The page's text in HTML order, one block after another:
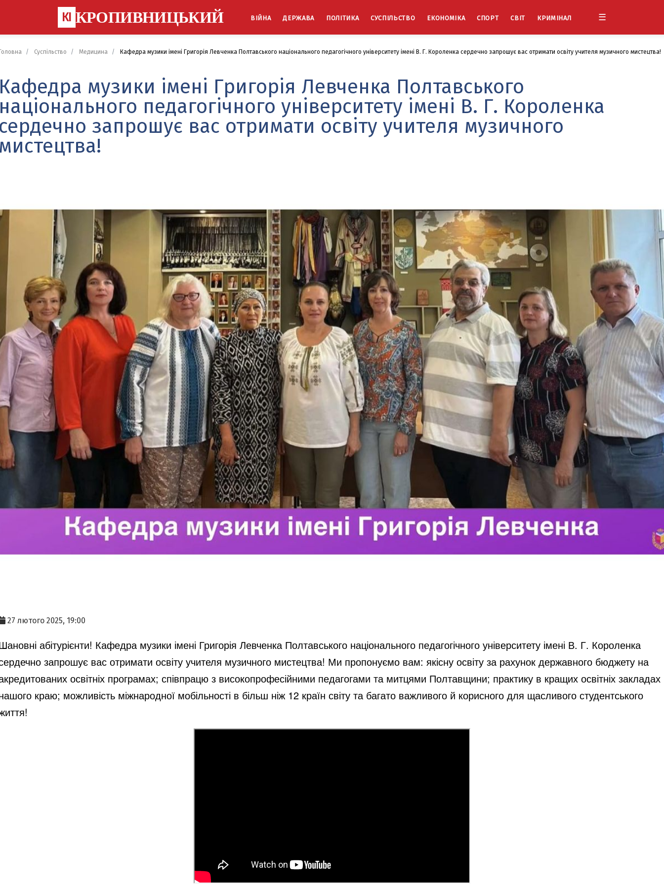
КІ КРОПИВНИЦЬКИЙ ВІЙНА ДЕРЖАВА ПОЛІТИКА СУСПІЛЬСТВО ЕКОНОМІКА СПОРТ СВІТ КРИМІНАЛ ☰
Суспільство Медицина Кафедра музики імені Григорія Левченка Полтавського національного педагогічного університету імені В. Г. Короленка сердечно запрошує вас отримати освіту учителя музичного мистецтва!
музики імені Григорія Левченка Полтавського
педагогічного університету імені В. Г. Короленка
запрошує вас отримати освіту учителя музичного
27 лютого 2025, 19:00
абітурієнти! Кафедра музики імені Григорія Левченка Полтавського національного педагогічного університету імені В. Г. Короленка
запрошує вас отримати освіту учителя музичного мистецтва! Ми пропонуємо вам: якісну освіту за рахунок державного бюджету на
освітніх програмах; співпрацю з високопрофесійними педагогами та митцями Полтавщини; практику в кращих освітніх закладах
краю; можливість міжнародної мобільності в більш ніж 12 країн світу та багато важливого й корисного для щасливого студентського